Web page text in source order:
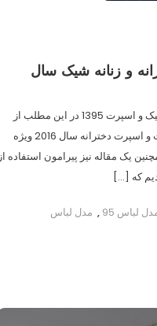
و زنانه شیک سال
مدل لباس زمستانی و بافت دخترانه و زنانه شیک و اسپرت 1395 در این مطلب از
پرتال محبوب لادین سری جدید لباس های بافت و اسپرت دخترانه سال 2016 ویژه
یک مقاله نیز پیرامون استفاده
که […]
لباس 95 , مدل لباس